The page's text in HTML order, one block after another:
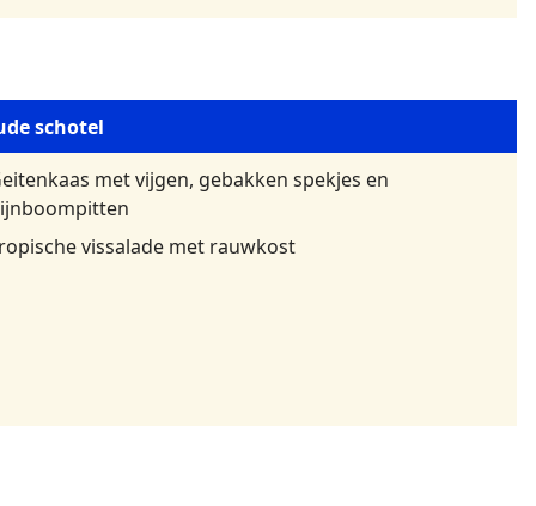
schotel
met vijgen, gebakken spekjes en
vissalade met rauwkost